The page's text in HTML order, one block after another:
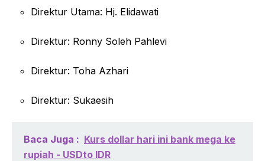
Direktur Utama: Hj. Elidawati
Direktur: Ronny Soleh Pahlevi
Direktur: Toha Azhari
Direktur: Sukaesih
Baca Juga : Kurs dollar hari ini bank mega ke
rupiah - USDto IDR